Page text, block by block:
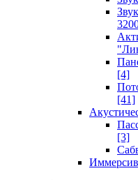
[4]
[41]
[3]